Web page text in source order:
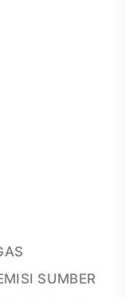
SUMBER